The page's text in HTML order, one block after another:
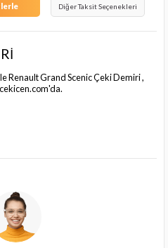
Diğer Taksit Seçenekleri
Renault Grand Scenic Çeki Demiri ,